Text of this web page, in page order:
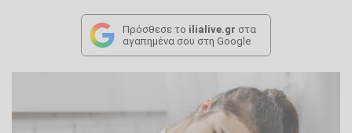
Πρόσθεσε το ilialive.gr στα
αγαπημένα σου στη Google